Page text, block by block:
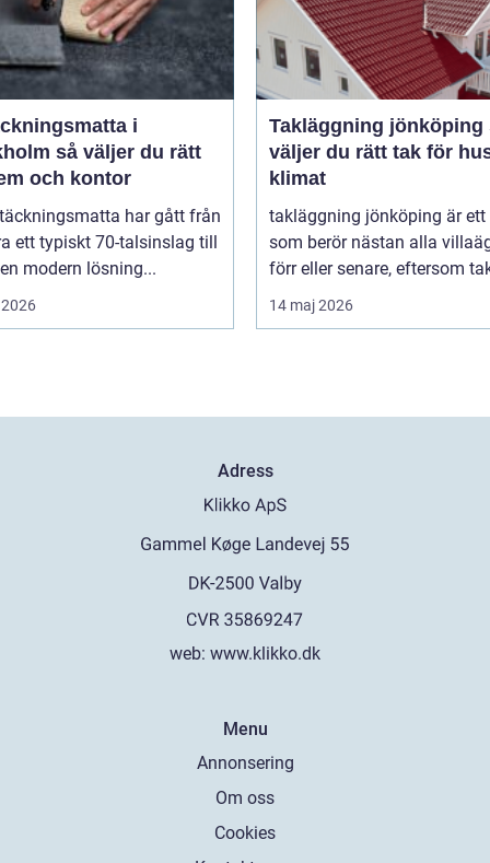
i
du rätt
och kontor
har gått från
ett typiskt 70-talsinslag till
modern lösning...
Takläggning jönköping så
väljer du rätt tak för
klimat
takläggning jönköping är ett
som berör nästan alla
förr eller senare, eftersom
14 maj 2026
Adress
web: www.klikko.dk
Menu
Annonsering
Om oss
Cookies